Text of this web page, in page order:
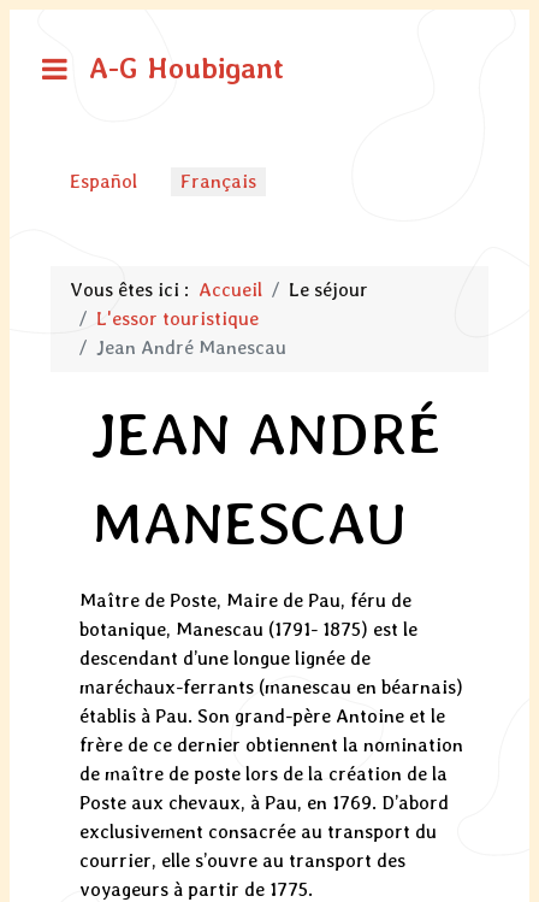
A-G Houbigant
Sélectionnez votre langue
Español Français
Vous êtes ici : Accueil
Le séjour
L'essor touristique
Jean André Manescau
JEAN ANDRÉ
MANESCAU
Maître de Poste, Maire de Pau, féru de
botanique, Manescau (1791- 1875) est le
descendant d’une longue lignée de
maréchaux-ferrants (manescau en béarnais)
établis à Pau. Son grand-père Antoine et le
frère de ce dernier obtiennent la nomination
de maître de poste lors de la création de la
Poste aux chevaux, à Pau, en 1769. D’abord
exclusivement consacrée au transport du
courrier, elle s’ouvre au transport des
voyageurs à partir de 1775.